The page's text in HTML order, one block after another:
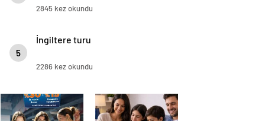
2845 kez okundu
5
İngiltere turu
2286 kez okundu